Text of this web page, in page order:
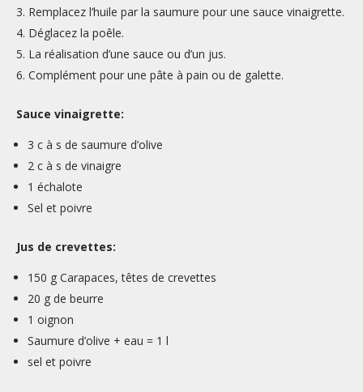
Remplacez l’huile par la saumure pour une sauce vinaigrette.
Déglacez la poêle.
La réalisation d’une sauce ou d’un jus.
Complément pour une pâte à pain ou de galette.
Sauce vinaigrette:
3 c à s de saumure d’olive
2 c à s de vinaigre
1 échalote
Sel et poivre
Jus de crevettes:
150 g Carapaces, têtes de crevettes
20 g de beurre
1 oignon
Saumure d’olive + eau = 1 l
sel et poivre